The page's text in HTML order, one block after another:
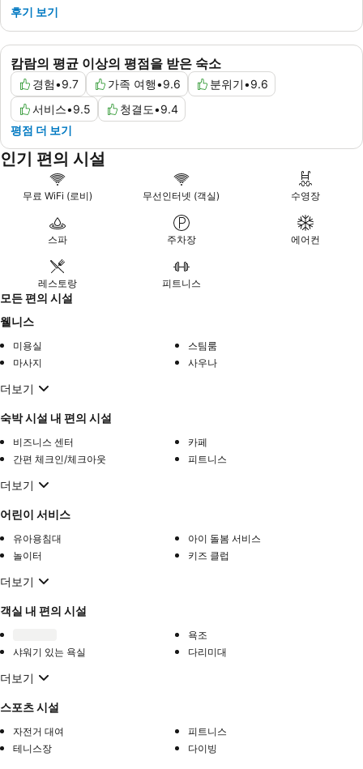
캄람의 평균 이상의 평점을 받은 숙소
경험•9.7 가족 여행•9.6 분위기•9.6
서비스•9.5 청결도•9.4
평점 더 보기
후기 보기
인기 편의 시설
무료 WiFi (로비) 무선인터넷 (객실) 수영장
스파 주차장 에어컨
레스토랑 피트니스
모든 편의 시설
웰니스
미용실
스팀룸
마사지
사우나
더보기
숙박 시설 내 편의 시설
비즈니스 센터
카페
간편 체크인/체크아웃
피트니스
더보기
어린이 서비스
유아용침대
아이 돌봄 서비스
놀이터
키즈 클럽
더보기
객실 내 편의 시설
욕조
샤워기 있는 욕실
다리미대
더보기
스포츠 시설
자전거 대여
피트니스
테니스장
다이빙